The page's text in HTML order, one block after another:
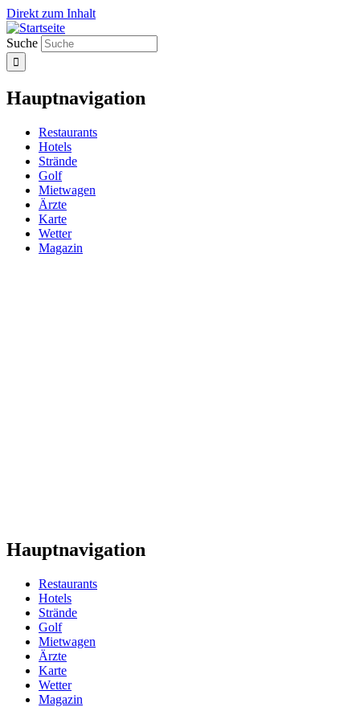
Direkt zum Inhalt
Suche
Hauptnavigation
Restaurants
Hotels
Strände
Golf
Mietwagen
Ärzte
Karte
Wetter
Magazin
Hauptnavigation
Restaurants
Hotels
Strände
Golf
Mietwagen
Ärzte
Karte
Wetter
Magazin